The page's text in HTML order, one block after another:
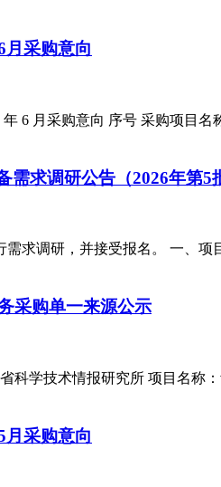
月采购意向
6 月采购意向 序号 采购项目
求调研公告（2026年第5
求调研，并接受报名。 一、项
采购单一来源公示
科学技术情报研究所 项目名称
月采购意向